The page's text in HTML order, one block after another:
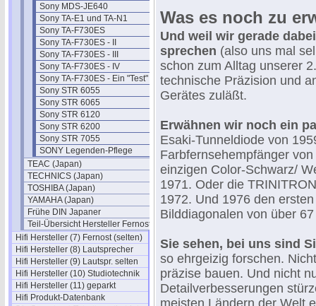
Sony MDS-JE640
Sony TA-E1 und TA-N1
Sony TA-F730ES
Sony TA-F730ES - II
Sony TA-F730ES - III
Sony TA-F730ES - IV
Sony TA-F730ES - Ein "Test"
Sony STR 6055
Sony STR 6065
Sony STR 6120
Sony STR 6200
Sony STR 7055
SONY Legenden-Pflege
TEAC (Japan)
TECHNICS (Japan)
TOSHIBA (Japan)
YAMAHA (Japan)
Frühe DIN Japaner
Teil-Übersicht Hersteller Fernost
Hifi Hersteller (7) Fernost (selten)
Hifi Hersteller (8) Lautsprecher
Hifi Hersteller (9) Lautspr. selten
Hifi Hersteller (10) Studiotechnik
Hifi Hersteller (11) geparkt
Hifi Produkt-Datenbank
Was es noch zu
Und weil wir gerade
sprechen (also uns mal
schon zum Alltag unserer
technische Präzision und
Gerätes zuläßt.
Erwähnen wir noch ein
Esaki-Tunneldiode von
Farbfernsehempfänger
einzigen Color-Schwarz/
1971. Oder die
1972. Und 1976 den
Bilddiagonalen von über
Sie sehen, bei uns sind
so ehrgeizig forschen.
präzise bauen. Und nicht
Detailverbesserungen
meisten Ländern der Welt